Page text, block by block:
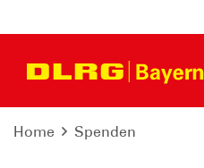
Home Spenden